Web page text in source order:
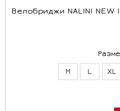
Bелобриджи NALINI NEW
M L XL